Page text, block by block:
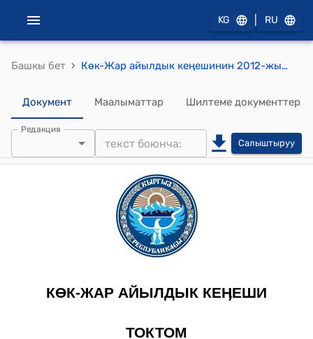
KG RU
Башкы бет › Көк-Жар айылдык кеңешинин 2012-жылдын 22-сентябрындагы №25-5 "Жийде айылынын тургуну Суюнбаев Абдимомундун арызын кароо тууралуу" токтому
Документ Маалыматтар Шилтеме документтер
Редакция
Салыштыруу